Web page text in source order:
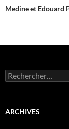
Medine et Edouard
Rechercher :
ARCHIVES